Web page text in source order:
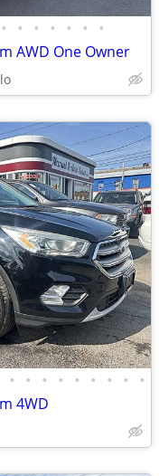
• • • • • • •
AWD One Owner
• • • • • • • • •
4WD